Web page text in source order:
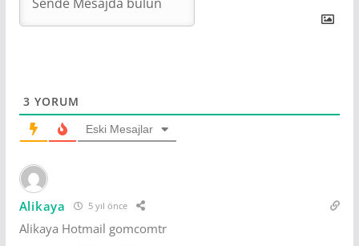
3 YORUM
Eski Mesajlar
Alikaya 5 yıl önce
Alikaya Hotmail gomcomtr